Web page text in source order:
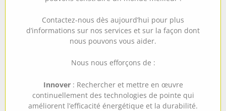
Contactez-nous dès aujourd’hui pour plus
d’informations sur nos services et sur la façon dont
nous pouvons vous aider.
Nous nous efforçons de :
Innover: Rechercher et mettre en œuvre
continuellement des technologies de pointe qui
améliorent l’efficacité énergétique et la durabilité.